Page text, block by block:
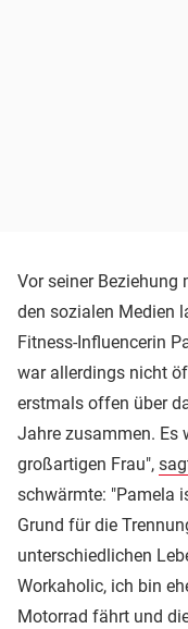
Vor seiner Beziehung
den sozialen Medien
Fitness-Influencerin
war allerdings nicht
erstmals offen über
Jahre zusammen. Es
großartigen Frau",
schwärmte: "Pamela
Grund für die
unterschiedlichen
Workaholic, ich bin
Motorrad fährt und